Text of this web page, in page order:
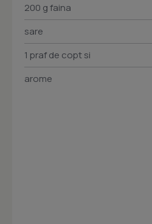
200 g faina
sare
1 praf de copt si
arome